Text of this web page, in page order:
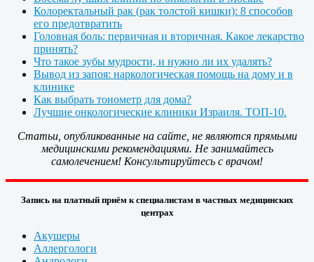
Колоректальный рак (рак толстой кишки): 8 способов
его предотвратить
Головная боль: первичная и вторичная. Какое лекарство
принять?
Что такое зубы мудрости, и нужно ли их удалять?
Вывод из запоя: наркологическая помощь на дому и в
клинике
Как выбрать тонометр для дома?
Лучшие онкологические клиники Израиля. ТОП-10.
Статьи, опубликованные на сайте, не являются прямыми
медицинскими рекомендациями. Не занимайтесь
самолечением! Консультируйтесь с врачом!
Запись на платный приём к специалистам в частных медицинских
центрах
Акушеры
Аллергологи